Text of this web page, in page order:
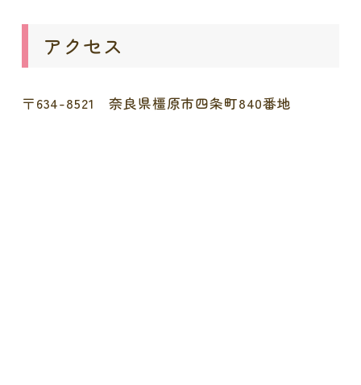
アクセス
〒634-8521 奈良県橿原市四条町840番地